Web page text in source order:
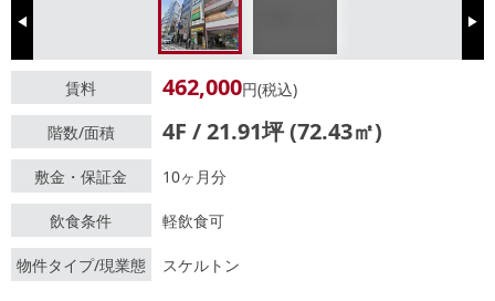
Previous Next
賃料 462,000円(税込)
階数/面積 4F / 21.91坪 (72.43㎡)
敷金・保証金 10ヶ月分
飲食条件 軽飲食可
物件タイプ/現業態 スケルトン